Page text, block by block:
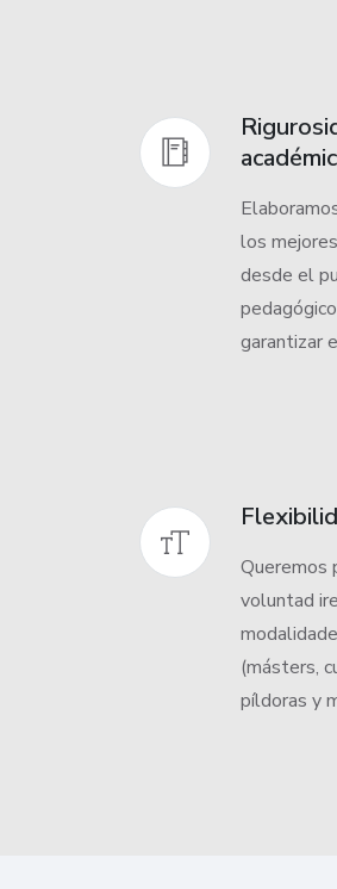
los
desde el
garantizar
Queremos
voluntad
(másters,
píldoras y